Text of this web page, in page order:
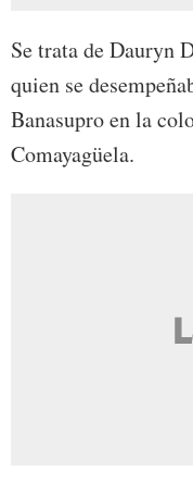
Se trata de Dauryn
quien se
Banasupro en la
Comayagüela.